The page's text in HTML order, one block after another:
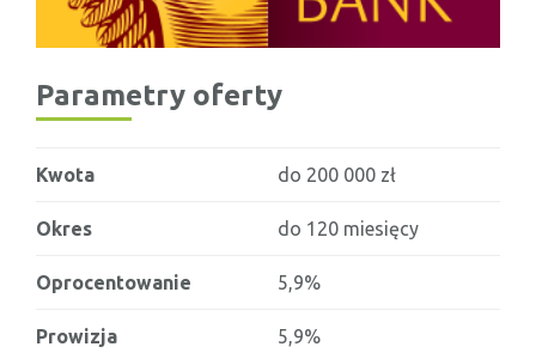
Parametry oferty
Kwota do 200 000 zł
Okres do 120 miesięcy
Oprocentowanie 5,9%
Prowizja 5,9%